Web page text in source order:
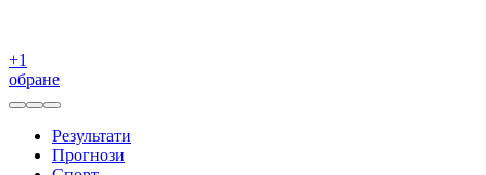
+1
обране
Результати
Прогнози